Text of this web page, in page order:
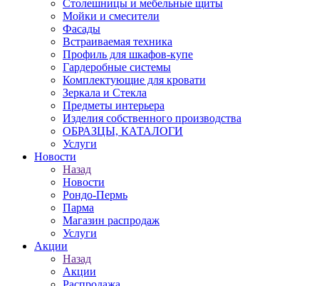
Столешницы и мебельные щиты
Мойки и смесители
Фасады
Встраиваемая техника
Профиль для шкафов-купе
Гардеробные системы
Комплектующие для кровати
Зеркала и Стекла
Предметы интерьера
Изделия собственного производства
ОБРАЗЦЫ, КАТАЛОГИ
Услуги
Новости
Назад
Новости
Рондо-Пермь
Парма
Магазин распродаж
Услуги
Акции
Назад
Акции